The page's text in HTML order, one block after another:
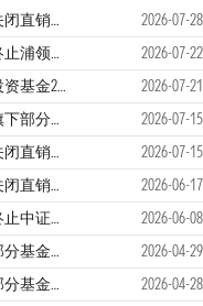
中邮创业基金管理股份有限公司关于关闭直销网上交易平台业务服务的提示性公告
2026-07-28
中邮创业基金管理股份有限公司关于终止浦领基金销售有限公司办理本公司旗下基金相关销售业务的公告
2026-07-22
中邮核心竞争力灵活配置混合型证券投资基金2026年第二季度报告
2026-07-21
中邮创业基金管理股份有限公司关于旗下部分基金参加兴业证券股份有限公司申购和定投费率优惠活动的公告
2026-07-15
中邮创业基金管理股份有限公司关于关闭直销网上交易平台业务服务的提示性公告
2026-07-15
中邮创业基金管理股份有限公司关于关闭直销网上交易平台业务服务的公告
2026-06-17
中邮创业基金管理股份有限公司关于终止中证金牛（北京）基金销售有限公司办理本公司旗下基金销售业务的公告
2026-06-08
中邮创业基金管理股份有限公司旗下部分基金在易方达财富管理基金销售（广州）有限公司开通基金转换业务的公告
2026-04-29
中邮创业基金管理股份有限公司旗下部分基金在中国银河证券股份有限公司开通基金转换业务的公告
2026-04-28